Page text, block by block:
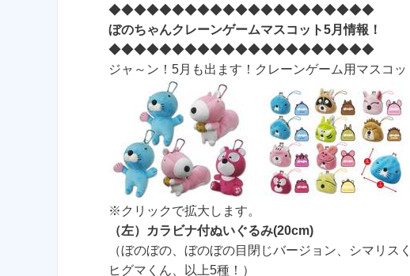
◆◆◆◆◆◆◆◆◆◆◆◆◆◆◆◆◆◆◆◆◆
ぼのちゃんクレーンゲームマスコット5月情報！
◆◆◆◆◆◆◆◆◆◆◆◆◆◆◆◆◆◆◆◆◆
ジャ～ン！5月も出ます！クレーンゲーム用マスコッ
※クリックで拡大します。
（左）カラビナ付ぬいぐるみ(20cm)
（ぼのぼの、ぼのぼの目閉じバージョン、シマリ
ヒグマくん、以上5種！）